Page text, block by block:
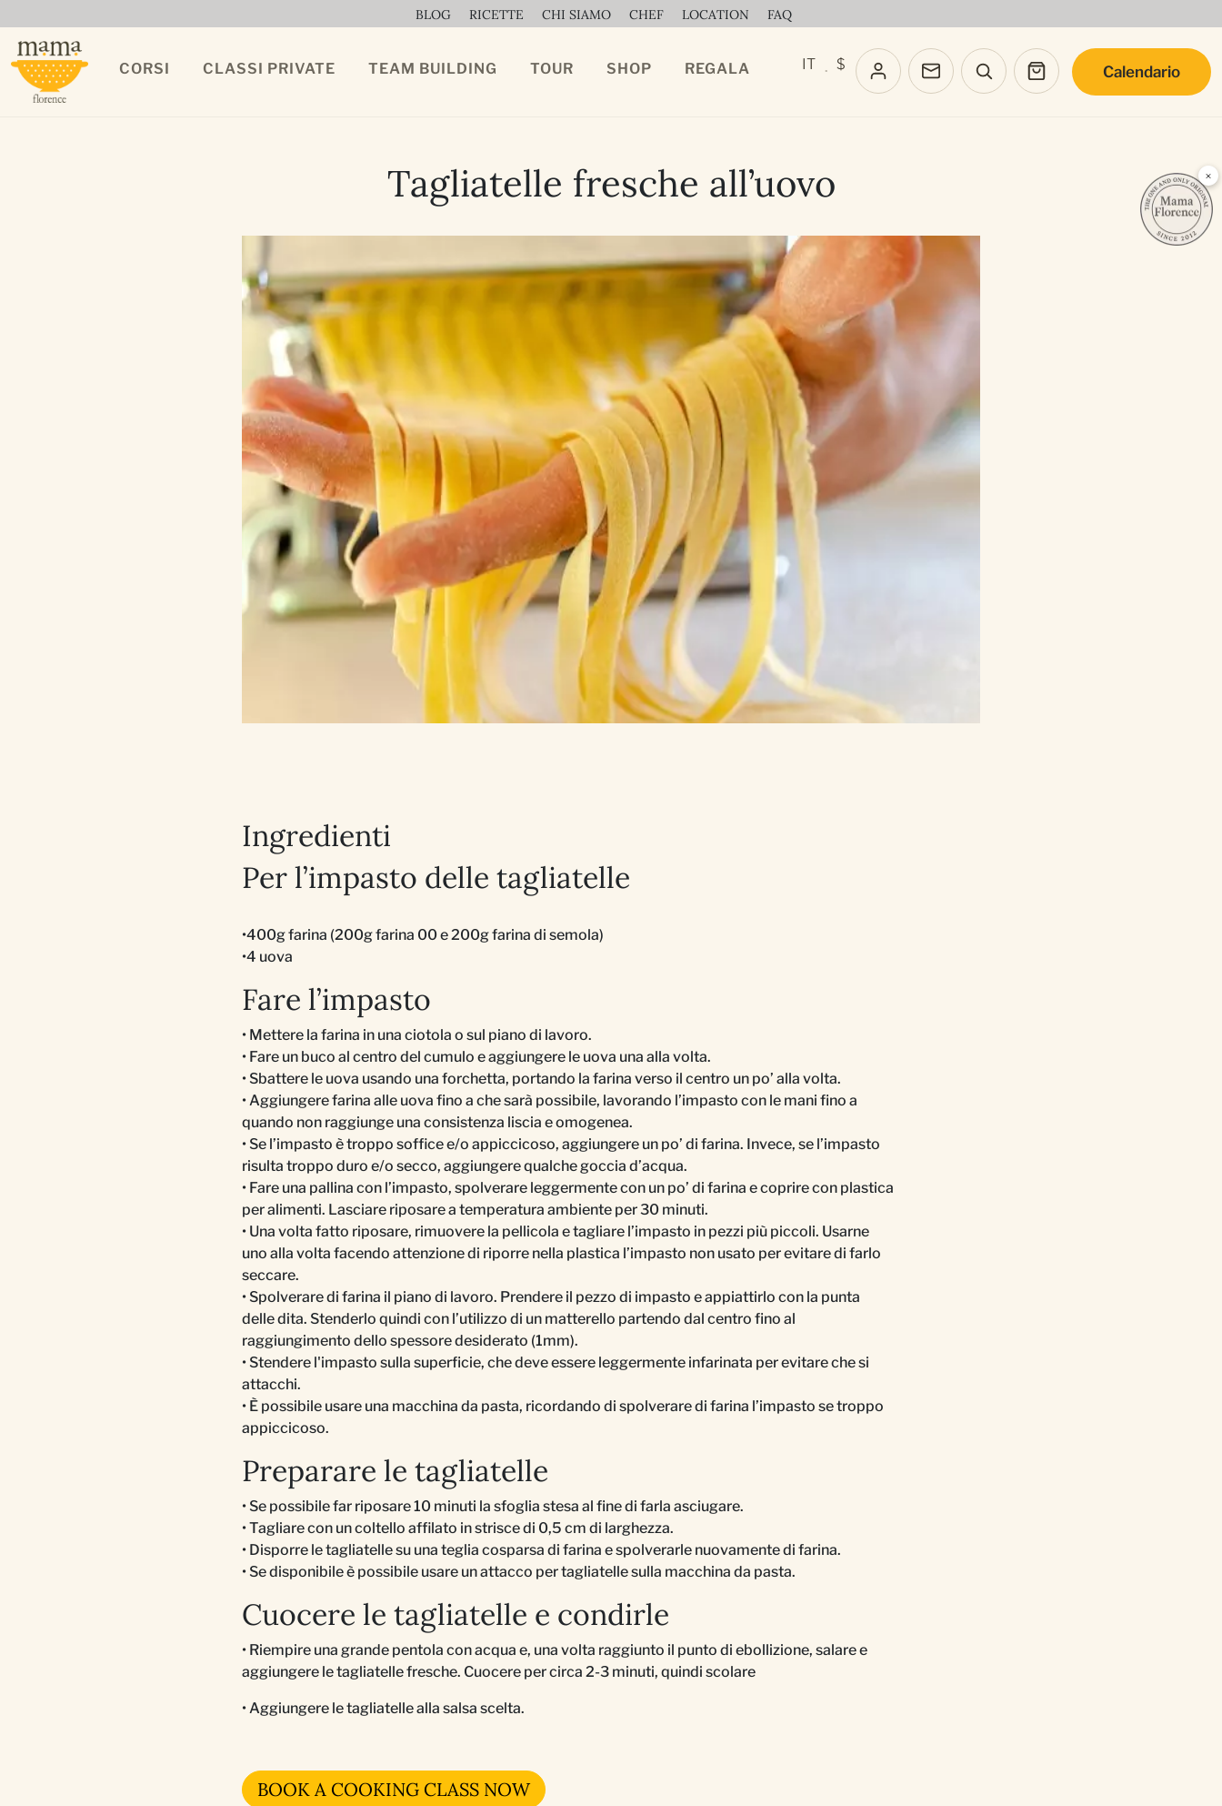
BLOG RICETTE CHI SIAMO CHEF LOCATION FAQ
CORSI CLASSI PRIVATE TEAM BUILDING TOUR SHOP REGALA IT · $ Calendario
Tagliatelle fresche all’uovo
Ingredienti
Per l’impasto delle tagliatelle
•400g farina (200g farina 00 e 200g farina di semola)
•4 uova
Fare l’impasto
• Mettere la farina in una ciotola o sul piano di lavoro.
• Fare un buco al centro del cumulo e aggiungere le uova una alla volta.
• Sbattere le uova usando una forchetta, portando la farina verso il centro un po’ alla volta.
• Aggiungere farina alle uova fino a che sarà possibile, lavorando l’impasto con le mani fino a
quando non raggiunge una consistenza liscia e omogenea.
• Se l’impasto è troppo soffice e/o appiccicoso, aggiungere un po’ di farina. Invece, se l’impasto
risulta troppo duro e/o secco, aggiungere qualche goccia d’acqua.
• Fare una pallina con l’impasto, spolverare leggermente con un po’ di farina e coprire con plastica
per alimenti. Lasciare riposare a temperatura ambiente per 30 minuti.
• Una volta fatto riposare, rimuovere la pellicola e tagliare l’impasto in pezzi più piccoli. Usarne
uno alla volta facendo attenzione di riporre nella plastica l’impasto non usato per evitare di farlo
seccare.
• Spolverare di farina il piano di lavoro. Prendere il pezzo di impasto e appiattirlo con la punta
delle dita. Stenderlo quindi con l’utilizzo di un matterello partendo dal centro fino al
raggiungimento dello spessore desiderato (1mm).
• Stendere l'impasto sulla superficie, che deve essere leggermente infarinata per evitare che si
attacchi.
• È possibile usare una macchina da pasta, ricordando di spolverare di farina l’impasto se troppo
appiccicoso.
Preparare le tagliatelle
• Se possibile far riposare 10 minuti la sfoglia stesa al fine di farla asciugare.
• Tagliare con un coltello affilato in strisce di 0,5 cm di larghezza.
• Disporre le tagliatelle su una teglia cosparsa di farina e spolverarle nuovamente di farina.
• Se disponibile è possibile usare un attacco per tagliatelle sulla macchina da pasta.
Cuocere le tagliatelle e condirle
• Riempire una grande pentola con acqua e, una volta raggiunto il punto di ebollizione, salare e
aggiungere le tagliatelle fresche. Cuocere per circa 2-3 minuti, quindi scolare
• Aggiungere le tagliatelle alla salsa scelta.
BOOK A COOKING CLASS NOW
×